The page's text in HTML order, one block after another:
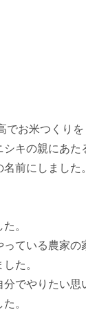
お米つくりを
キの親にあた
前にしました。
。
ている農家
た。
でやりたい思
。